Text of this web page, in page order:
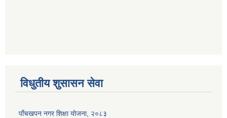
विधुतीय शुसासन सेवा
पाँचखपन नगर शिक्षा योजना, २०८३